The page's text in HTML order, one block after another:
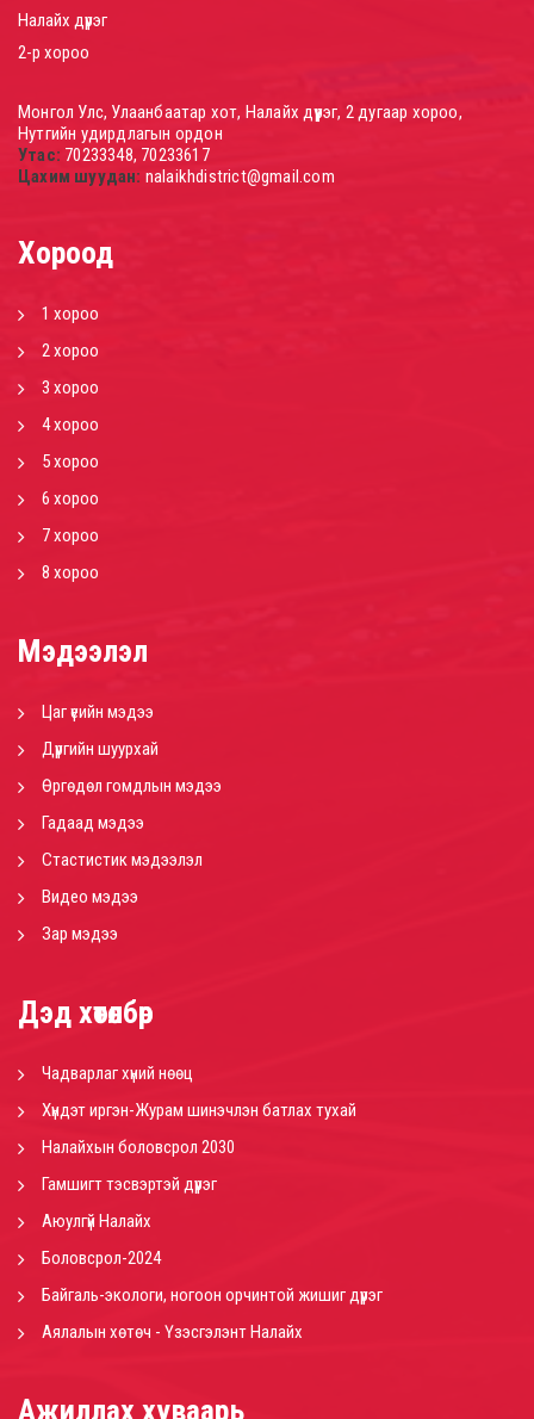
Налайх дүүрэг
2-р хороо
Монгол Улс, Улаанбаатар хот, Налайх дүүрэг, 2 дугаар хороо,
Нутгийн удирдлагын ордон
Утас: 70233348, 70233617
Цахим шуудан: nalaikhdistrict@gmail.com
Хороод
1 хороо
2 хороо
3 хороо
4 хороо
5 хороо
6 хороо
7 хороо
8 хороо
Мэдээлэл
Цаг үеийн мэдээ
Дүүргийн шуурхай
Өргөдөл гомдлын мэдээ
Гадаад мэдээ
Стастистик мэдээлэл
Видео мэдээ
Зар мэдээ
Дэд хөтөлбөр
Чадварлаг хүний нөөц
Хүндэт иргэн-Журам шинэчлэн батлах тухай
Налайхын боловсрол 2030
Гамшигт тэсвэртэй дүүрэг
Аюулгүй Налайх
Боловсрол-2024
Байгаль-экологи, ногоон орчинтой жишиг дүүрэг
Аялалын хөтөч - Үзэсгэлэнт Налайх
Ажиллах хуваарь